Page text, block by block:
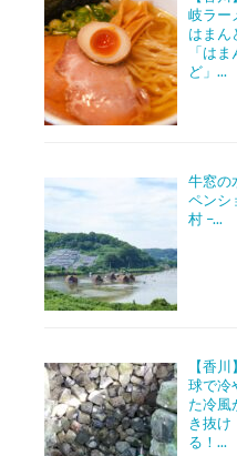
岐ラー
はまん
「はま
ど」...
牛窓の
ペンシ
村 –...
【香
球で冷
た冷風
き抜け
る！...